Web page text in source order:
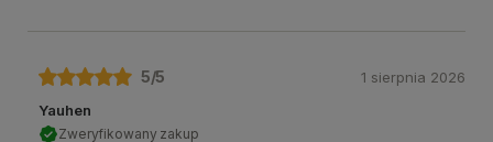
5/5
Yauhen
Zweryfikowany zakup
1 sierpnia 2026